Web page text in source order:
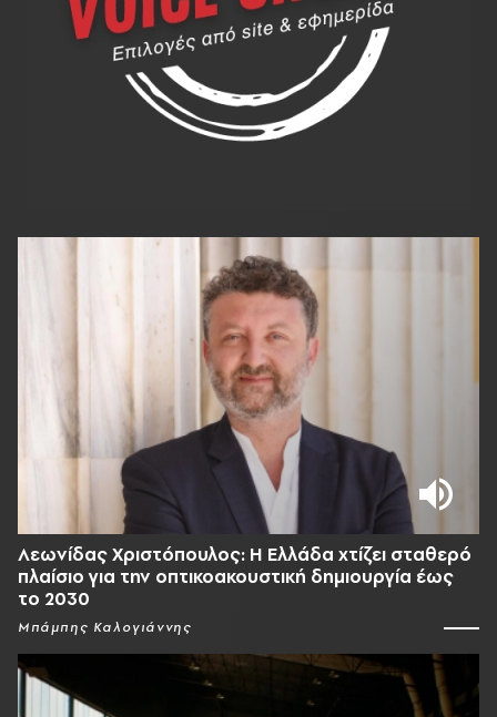
Λεωνίδας Χριστόπουλος: Η Ελλάδα χτίζει σταθερό
πλαίσιο για την οπτικοακουστική δημιουργία έως
το 2030
Μπάμπης Καλογιάννης